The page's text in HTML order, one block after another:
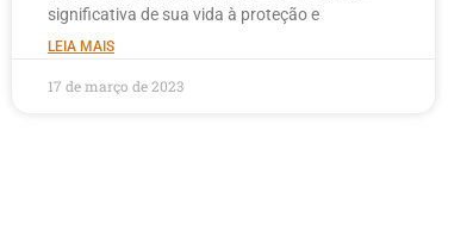
significativa de sua vida à proteção e
LEIA MAIS
17 de março de 2023